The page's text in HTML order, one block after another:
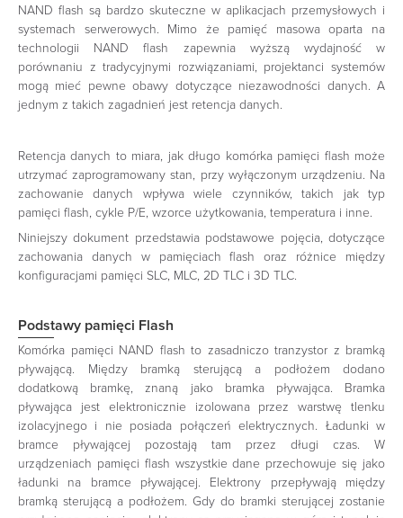
NAND flash są bardzo skuteczne w aplikacjach przemysłowych i
systemach serwerowych. Mimo że pamięć masowa oparta na
technologii NAND flash zapewnia wyższą wydajność w
porównaniu z tradycyjnymi rozwiązaniami, projektanci systemów
mogą mieć pewne obawy dotyczące niezawodności danych. A
jednym z takich zagadnień jest retencja danych.
Retencja danych to miara, jak długo komórka pamięci flash może
utrzymać zaprogramowany stan, przy wyłączonym urządzeniu. Na
zachowanie danych wpływa wiele czynników, takich jak typ
pamięci flash, cykle P/E, wzorce użytkowania, temperatura i inne.
Niniejszy dokument przedstawia podstawowe pojęcia, dotyczące
zachowania danych w pamięciach flash oraz różnice między
konfiguracjami pamięci SLC, MLC, 2D TLC i 3D TLC.
Podstawy pamięci Flash
Komórka pamięci NAND flash to zasadniczo tranzystor z bramką
pływającą. Między bramką sterującą a podłożem dodano
dodatkową bramkę, znaną jako bramka pływająca. Bramka
pływająca jest elektronicznie izolowana przez warstwę tlenku
izolacyjnego i nie posiada połączeń elektrycznych. Ładunki w
bramce pływającej pozostają tam przez długi czas. W
urządzeniach pamięci flash wszystkie dane przechowuje się jako
ładunki na bramce pływającej. Elektrony przepływają między
bramką sterującą a podłożem. Gdy do bramki sterującej zostanie